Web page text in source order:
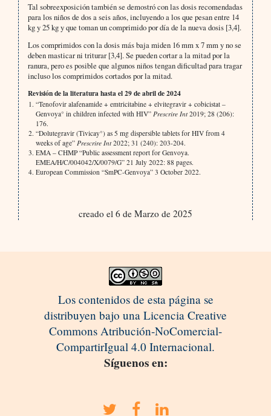
Tal sobreexposición también se demostró con las dosis recomendadas
para los niños de dos a seis años, incluyendo a los que pesan entre 14
kg y 25 kg y que toman un comprimido por día de la nueva dosis [3,4].
Los comprimidos con la dosis más baja miden 16 mm x 7 mm y no se
deben masticar ni triturar [3,4]. Se pueden cortar a la mitad por la
ranura, pero es posible que algunos niños tengan dificultad para tragar
incluso los comprimidos cortados por la mitad.
Revisión de la literatura hasta el 29 de abril de 2024
“Tenofovir alafenamide + emtricitabine + elvitegravir + cobicistat –
Genvoya° in children infected with HIV” Prescrire Int2019; 28 (206):
176.
“Dolutegravir (Tivicay°) as 5 mg dispersible tablets for HIV from 4
weeks of age” Prescrire Int2022; 31 (240): 203-204.
EMA – CHMP “Public assessment report for Genvoya.
EMEA/H/C/004042/X/0079/G” 21 July 2022: 88 pages.
European Commission “SmPC-Genvoya” 3 October 2022.
creado el 6 de Marzo de 2025
Los contenidos de esta página se
distribuyen bajo una Licencia Creative
Commons Atribución-NoComercial-
CompartirIgual 4.0 Internacional.
Síguenos en: